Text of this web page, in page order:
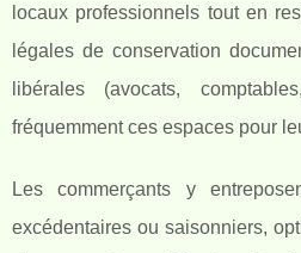
locaux professionnels tout en
légales de conservation
libérales (avocats,
fréquemment ces espaces pour
Les commerçants y
excédentaires ou saisonniers,